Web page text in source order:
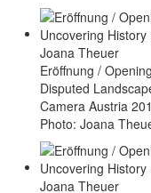
Eröffnung /
Disputed
Camera Austria
Photo: Joana